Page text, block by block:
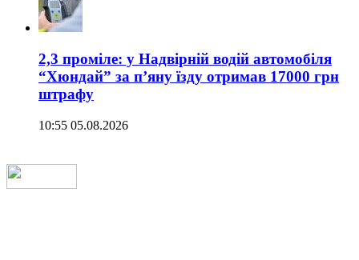
2,3 проміле: у Надвірній водій автомобіля
“Хюндай” за п’яну їзду отримав 17000 грн
штрафу
10:55 05.08.2026